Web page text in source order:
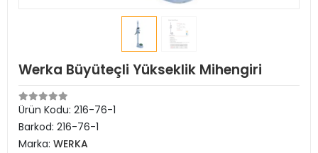
Werka Büyüteçli Yükseklik Mihengiri
Ürün Kodu: 216-76-1
Barkod: 216-76-1
Marka: WERKA